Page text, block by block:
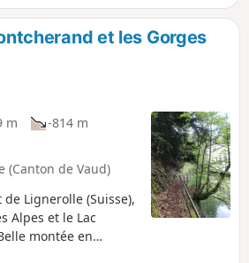
et les Gorges
m
-814 m
(Canton de Vaud)
Lignerolle (Suisse),
Alpes et le Lac
montée en